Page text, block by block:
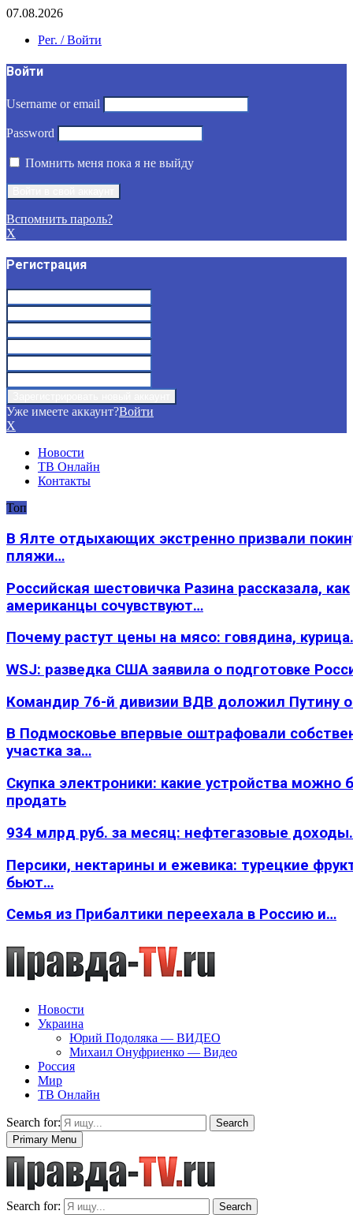
07.08.2026
Рег. / Войти
Войти
Username or email
Password
Помнить меня пока я не выйду
Вспомнить пароль?
X
Регистрация
Уже имеете аккаунт?Войти
X
Новости
ТВ Онлайн
Контакты
Топ
В Ялте отдыхающих экстренно призвали
пляжи…
Российская шестовичка Разина рассказала, как
американцы сочувствуют…
Почему растут цены на мясо: говядина,
WSJ: разведка США заявила о подготовке
Командир 76-й дивизии ВДВ доложил Путину
В Подмосковье впервые оштрафовали
участка за…
Скупка электроники: какие устройства можно
продать
934 млрд руб. за месяц: нефтегазовые
Персики, нектарины и ежевика: турецкие
бьют…
Семья из Прибалтики переехала в Россию и…
Новости
Украина
Юрий Подоляка — ВИДЕО
Михаил Онуфриенко — Видео
Россия
Мир
ТВ Онлайн
Search for:
Search
Primary Menu
Search for: Search